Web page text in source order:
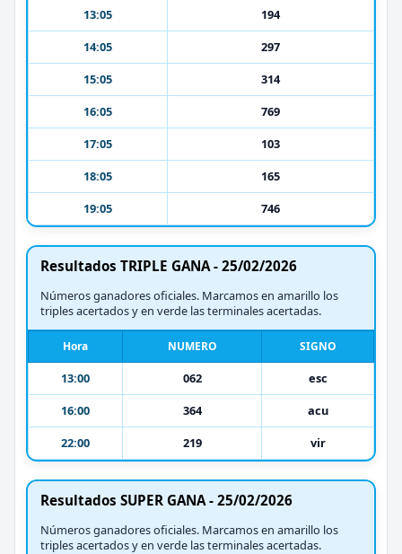
13:05
194
14:05
297
15:05
314
16:05
769
17:05
103
18:05
165
19:05
746
Resultados TRIPLE GANA - 25/02/2026
Números ganadores oficiales. Marcamos en amarillo los
triples acertados y en verde las terminales acertadas.
Hora NUMERO SIGNO
13:00 062
esc
16:00
364
acu
22:00
219 vir
Resultados SUPER GANA - 25/02/2026
Números ganadores oficiales. Marcamos en amarillo los
triples acertados y en verde las terminales acertadas.